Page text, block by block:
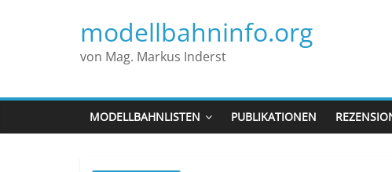
modellbahninfo.org
von Mag. Markus Inderst
MODELLBAHNLISTEN PUBLIKATIONEN